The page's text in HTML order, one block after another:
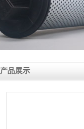
产品展示